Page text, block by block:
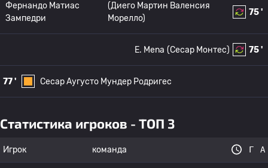
75 '
(Диего Мартин Валенсия
Морелло)
Фернандо Матиас
Зампедри
75 '
(Сесар Монтес)
E. Mena
77 ' Сесар Аугусто Мундер Родригес
Статистика игроков - ТОП 3
Игрок команда Г А